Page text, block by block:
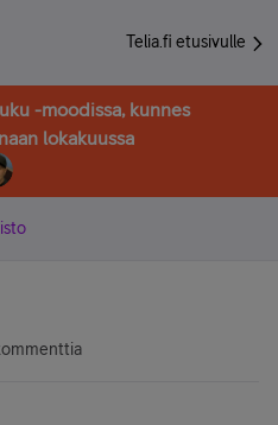
Telia.fi etusivulle
-moodissa, kunnes
lokakuussa